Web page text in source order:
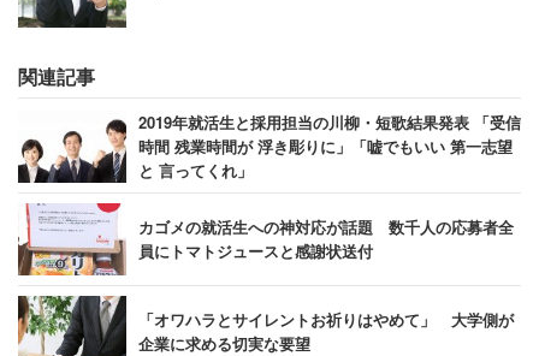
関連記事
2019年就活生と採用担当の川柳・短歌結果発表 「受信
時間 残業時間が 浮き彫りに」「嘘でもいい 第一志望
と 言ってくれ」
カゴメの就活生への神対応が話題 数千人の応募者全
員にトマトジュースと感謝状送付
「オワハラとサイレントお祈りはやめて」 大学側が
企業に求める切実な要望